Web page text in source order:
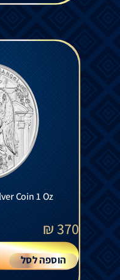
Coin 1 Oz
370
₪
הוספה לסל